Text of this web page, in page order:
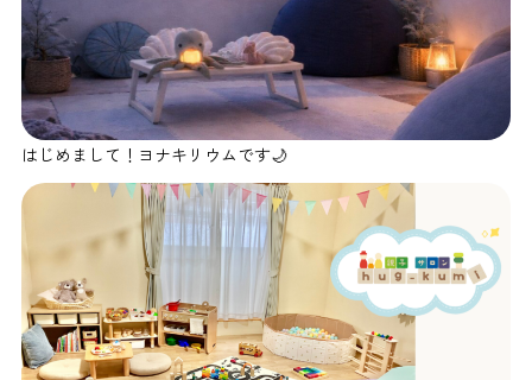
はじめまして！ヨナキリウムです🌙